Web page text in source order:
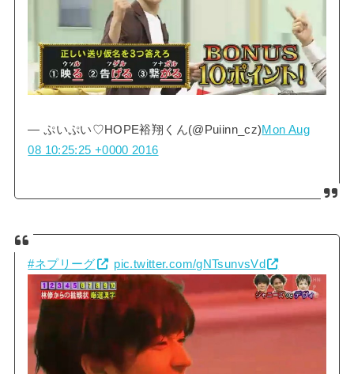
— ぷいぷい♡HOPE裕翔くん(@Puiinn_cz)Mon Aug
08 10:25:25 +0000 2016
#ネプリーグ pic.twitter.com/gNTsunvsVd